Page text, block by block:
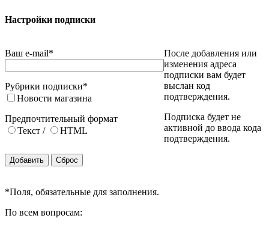
Настройки подписки
Ваш e-mail*
Рубрики подписки*
Новости магазина
Предпочтительный формат
Текст / HTML
После добавления или
изменения адреса
подписки вам будет
выслан код
подтверждения.
Подписка будет не
активной до ввода кода
подтверждения.
*Поля, обязательные для заполнения.
По всем вопросам: